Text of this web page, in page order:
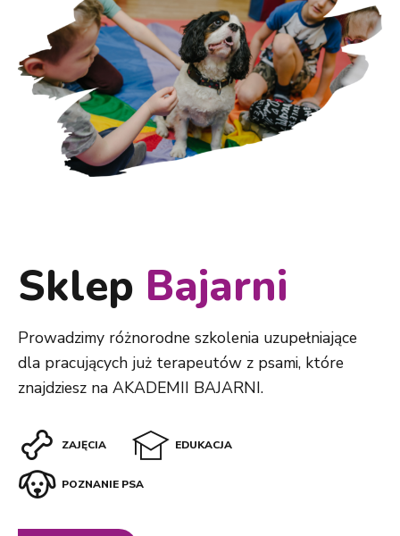
Sklep Bajarni
Prowadzimy różnorodne szkolenia uzupełniające
dla pracujących już terapeutów z psami, które
znajdziesz na AKADEMII BAJARNI.
ZAJĘCIA EDUKACJA
POZNANIE PSA